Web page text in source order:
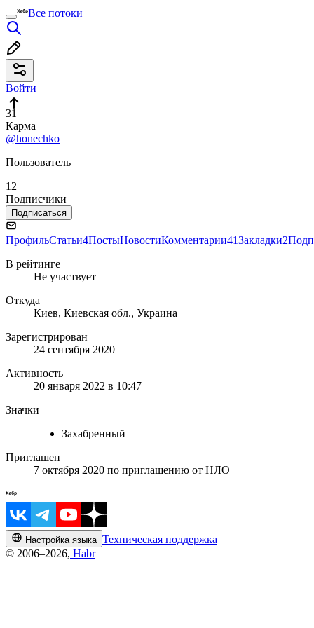
Все потоки
Войти
31
Карма
@honechko
Пользователь
12
Подписчики
Подписаться
ПрофильСтатьи4ПостыНовостиКомментарии41Закладки2
В рейтинге
Не участвует
Откуда
Киев, Киевская обл., Украина
Зарегистрирован
24 сентября 2020
Активность
20 января 2022 в 10:47
Значки
Захабренный
Приглашен
7 октября 2020 по приглашению от НЛО
Настройка языка Техническая поддержка
© 2006–2026, Habr